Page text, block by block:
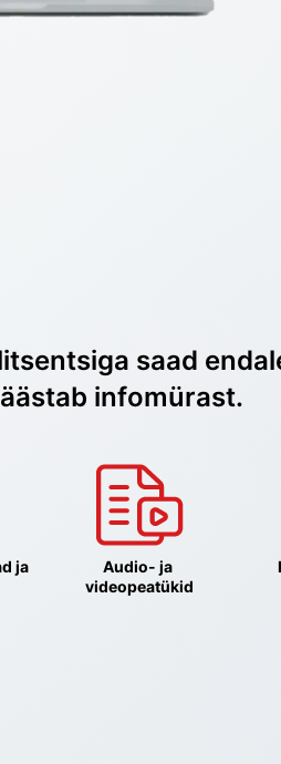
saad
infomürast.
ja
Audio- ja
videopeatükid